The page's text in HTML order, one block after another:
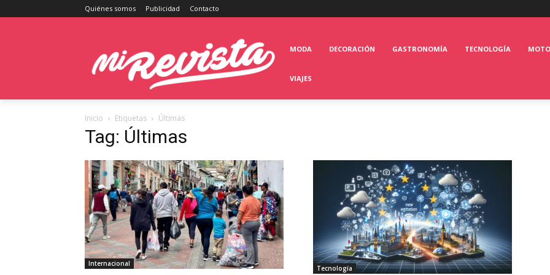
Quiénes somos Publicidad Contacto
MODA DECORACIÓN GASTRONOMÍA TECNOLOGÍA
VIAJES
Inicio Etiquetas Últimas
Tag: Últimas
Internacional
Tecnología